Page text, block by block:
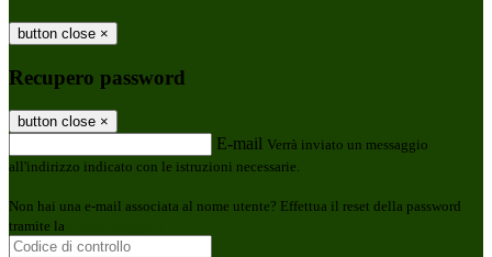
button close ×
Recupero password
button close ×
E-mail Verrà inviato un messaggio
all'indirizzo indicato con le istruzioni necessarie.
Non hai una e-mail associata al nome utente? Effettua il reset della password
tramite la